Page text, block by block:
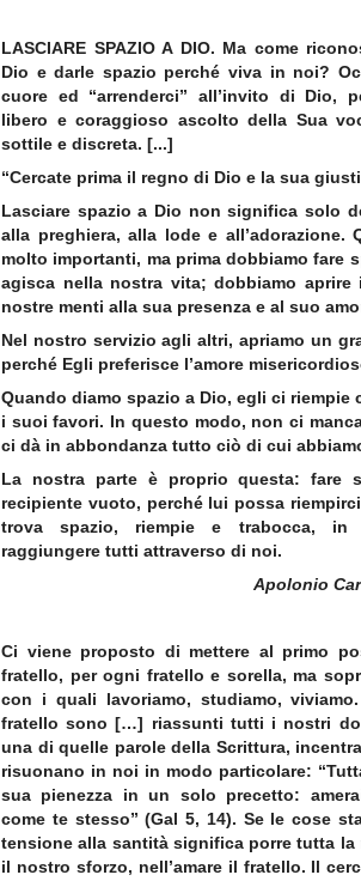
LASCIARE SPAZIO A DIO. Ma come
Dio e darle spazio perché viva in noi?
cuore ed “arrenderci” all’invito di Dio,
libero e coraggioso ascolto della Sua
sottile e discreta. [...]
“Cercate prima il regno di Dio e la sua
Lasciare spazio a Dio non significa solo
alla preghiera, alla lode e all’adorazione.
molto importanti, ma prima dobbiamo fare
agisca nella nostra vita; dobbiamo
nostre menti alla sua presenza e al suo
Nel nostro servizio agli altri, apriamo un
perché Egli preferisce l’amore
Quando diamo spazio a Dio, egli ci riempie
i suoi favori. In questo modo, non ci
ci dà in abbondanza tutto ciò di cui
La nostra parte è proprio questa: fare
recipiente vuoto, perché lui possa
trova spazio, riempie e trabocca, in
raggiungere tutti attraverso di noi.
Apolonio
Ci viene proposto di mettere al primo
fratello, per ogni fratello e sorella, ma
con i quali lavoriamo, studiamo,
fratello sono […] riassunti tutti i nostri
una di quelle parole della Scrittura,
risuonano in noi in modo particolare:
sua pienezza in un solo precetto:
come te stesso” (Gal 5, 14). Se le cose
tensione alla santità significa porre tutta la
il nostro sforzo, nell’amare il fratello. Il